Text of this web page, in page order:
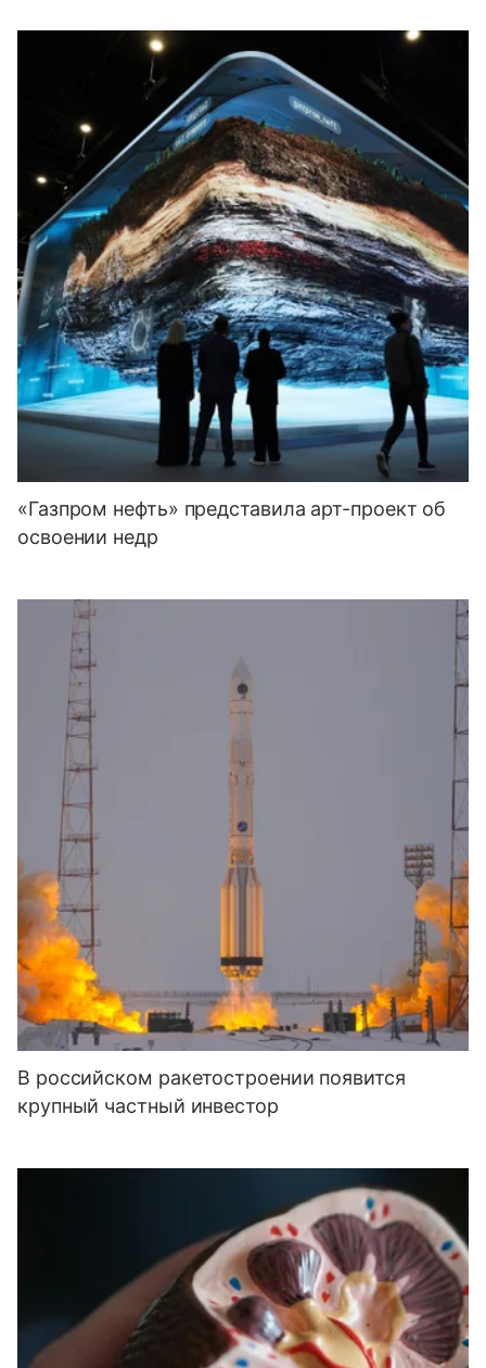
«Газпром нефть» представила арт-проект об
освоении недр
В российском ракетостроении появится
крупный частный инвестор